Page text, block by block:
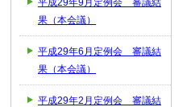
平成29年9月定例会 審議結
果（本会議）
平成29年6月定例会 審議結
果（本会議）
平成29年2月定例会 審議結